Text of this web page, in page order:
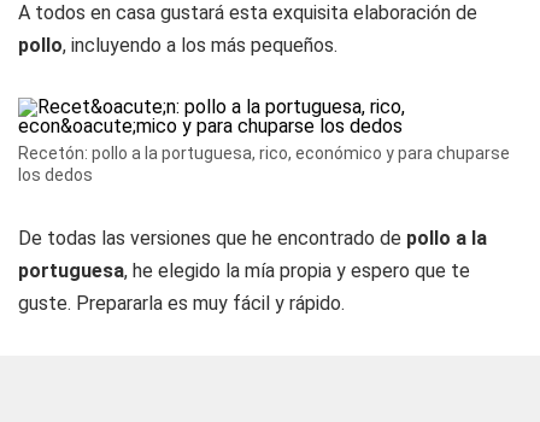
A todos en casa gustará esta exquisita elaboración de
pollo, incluyendo a los más pequeños.
Recetón: pollo a la portuguesa, rico, económico y para chuparse
los dedos
De todas las versiones que he encontrado de pollo a la
portuguesa, he elegido la mía propia y espero que te
guste. Prepararla es muy fácil y rápido.